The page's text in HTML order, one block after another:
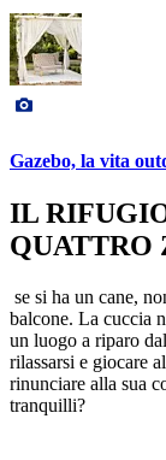
Gazebo, la vita
IL
QUATTRO
se si ha un cane,
balcone. La cuccia
un luogo a riparo
rilassarsi e giocare
rinunciare alla sua
tranquilli?